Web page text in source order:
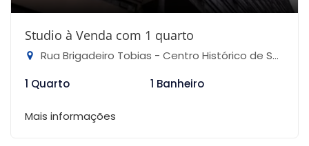
Studio à Venda com 1 quarto
Rua Brigadeiro Tobias - Centro Histórico de São Paulo, São Paulo-SP
1 Quarto
1 Banheiro
Mais informações